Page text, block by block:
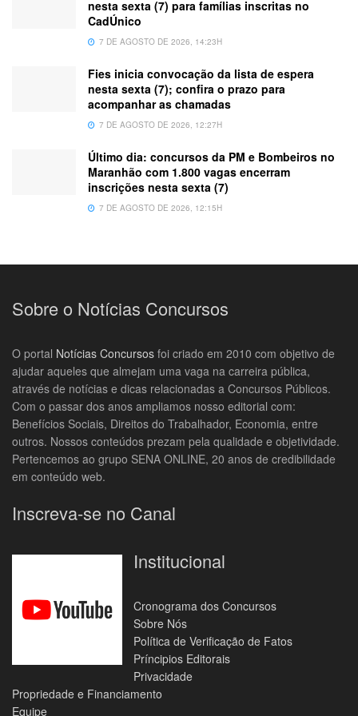
nesta sexta (7) para famílias inscritas no
CadÚnico
7 DE AGOSTO DE 2026, 14:23H
Fies inicia convocação da lista de espera
nesta sexta (7); confira o prazo para
acompanhar as chamadas
7 DE AGOSTO DE 2026, 12:27H
Último dia: concursos da PM e Bombeiros no
Maranhão com 1.800 vagas encerram
inscrições nesta sexta (7)
7 DE AGOSTO DE 2026, 12:15H
Sobre o Notícias Concursos
O portal Notícias Concursos foi criado em 2010 com objetivo de
ajudar aqueles que almejam uma vaga na carreira pública,
através de notícias e dicas relacionadas a Concursos Públicos.
Com o passar dos anos ampliamos nosso editorial com:
Benefícios Sociais, Direitos do Trabalhador, Economia, entre
outros. Nossos conteúdos prezam pela qualidade e objetividade.
Pertencemos ao grupo SENA ONLINE, 20 anos de credibilidade
em conteúdo web.
Inscreva-se no Canal
Institucional
Cronograma dos Concursos
Sobre Nós
Política de Verificação de Fatos
Príncipios Editorais
Privacidade
Propriedade e Financiamento
Equipe